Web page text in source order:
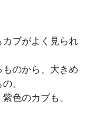
ブがよく見られ
のから、大きめ
、
色のカブも。